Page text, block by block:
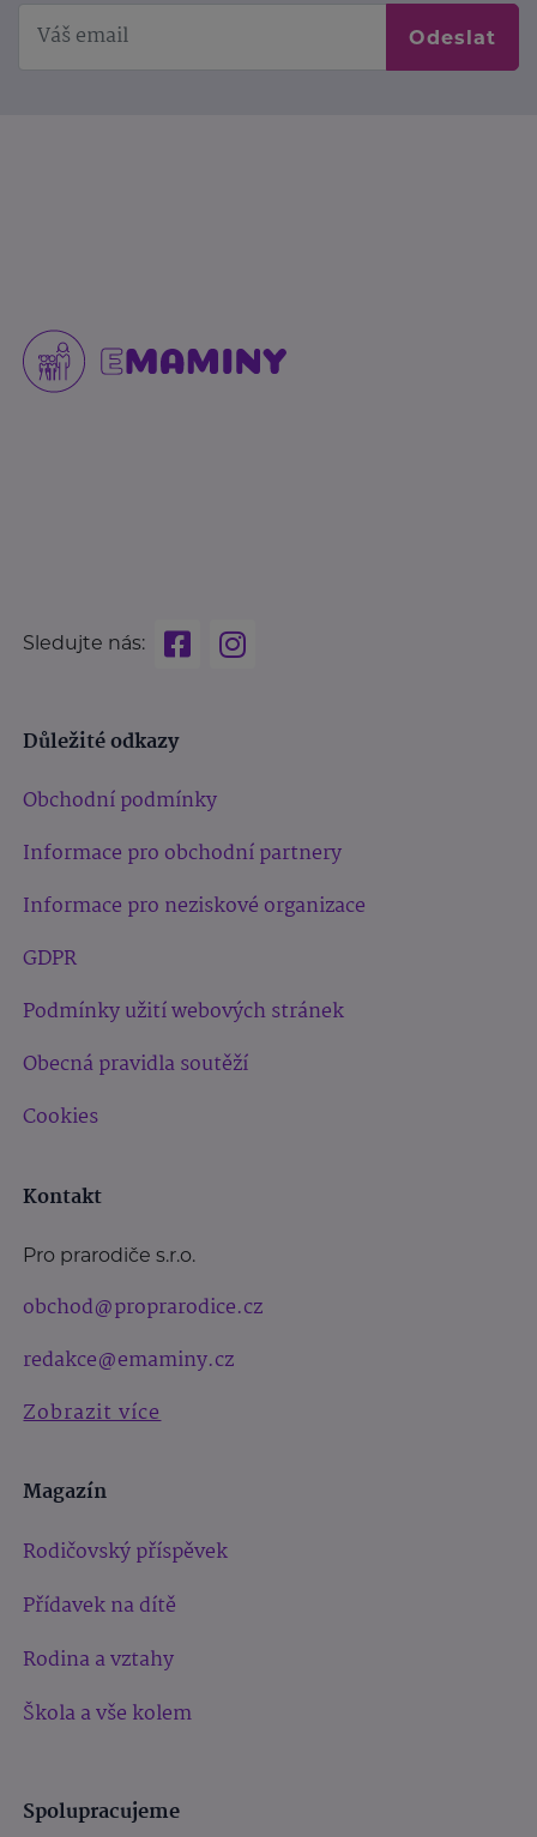
Odeslat
Sledujte nás:
Důležité odkazy
Obchodní podmínky
Informace pro obchodní partnery
Informace pro neziskové organizace
GDPR
Podmínky užití webových stránek
Obecná pravidla soutěží
Cookies
Kontakt
Pro prarodiče s.r.o.
obchod@proprarodice.cz
redakce@emaminy.cz
Zobrazit více
Magazín
Rodičovský příspěvek
Přídavek na dítě
Rodina a vztahy
Škola a vše kolem
Spolupracujeme